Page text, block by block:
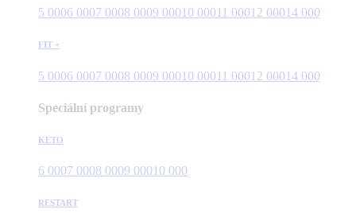
5 0006 0007 0008 0009 00010 00011 00012 00014 000
FIT +
5 0006 0007 0008 0009 00010 00011 00012 00014 000
Speciální programy
KETO
6 0007 0008 0009 00010 000
RESTART